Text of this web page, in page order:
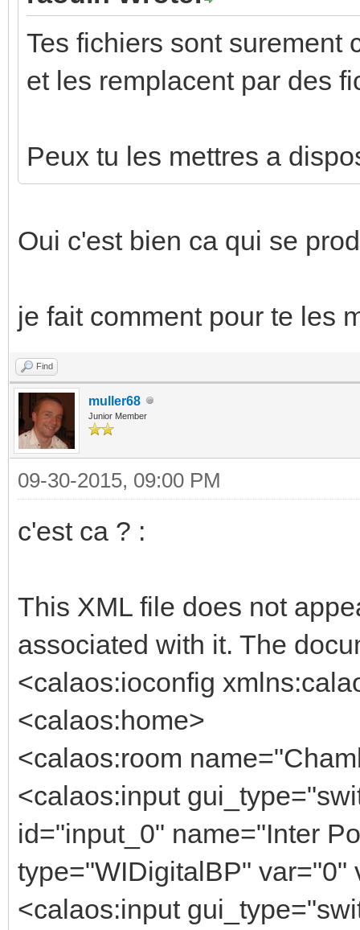
Tes fichiers sont surement
et les remplacent par des
Peux tu les mettres a
Oui c'est bien ca qui se
je fait comment pour te les
Find
muller68
Junior Member
09-30-2015, 09:00 PM
c'est ca ? :
This XML file does not
associated with it. The
<calaos:ioconfig
<calaos:home>
<calaos:room
<calaos:input
id="input_0" name="Inter
type="WIDigitalBP"
<calaos:input